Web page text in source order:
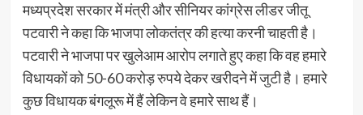
मध्यप्रदेश सरकार में मंत्री और सीनियर कांग्रेस लीडर जीतू
पटवारी ने कहा कि भाजपा लोकतंत्र की हत्या करनी चाहती है।
पटवारी ने भाजपा पर खुलेआम आरोप लगाते हुए कहा कि वह हमारे
विधायकों को 50-60 करोड़ रुपये देकर खरीदने में जुटी है। हमारे
कुछ विधायक बंगलूरू में हैं लेकिन वे हमारे साथ हैं।